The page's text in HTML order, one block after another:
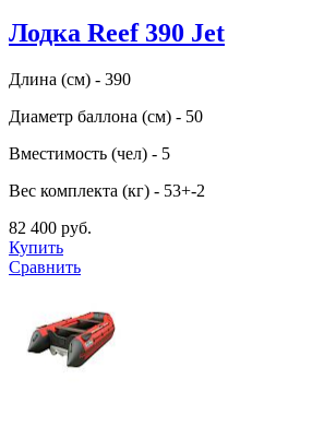
Лодка Reef 390 Jet
Длина (см) - 390
Диаметр баллона (см) - 50
Вместимость (чел) - 5
Вес комплекта (кг) - 53+-2
82 400 руб.
Купить
Сравнить